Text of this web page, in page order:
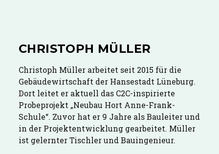
CHRISTOPH MÜLLER
Christoph Müller arbeitet seit 2015 für die
Gebäudewirtschaft der Hansestadt Lüneburg.
Dort leitet er aktuell das C2C-inspirierte
Probeprojekt „Neubau Hort Anne-Frank-
Schule“. Zuvor hat er 9 Jahre als Bauleiter und
in der Projektentwicklung gearbeitet. Müller
ist gelernter Tischler und Bauingenieur.